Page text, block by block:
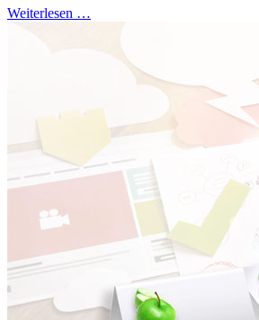
Weiterlesen …